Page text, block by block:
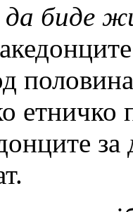
да биде
етничко